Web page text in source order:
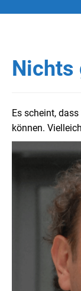
Nichts
Es scheint,
können.